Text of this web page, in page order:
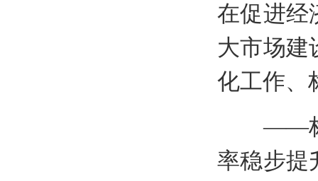
在促进经
大市场建
化工作、
——标准
率稳步提